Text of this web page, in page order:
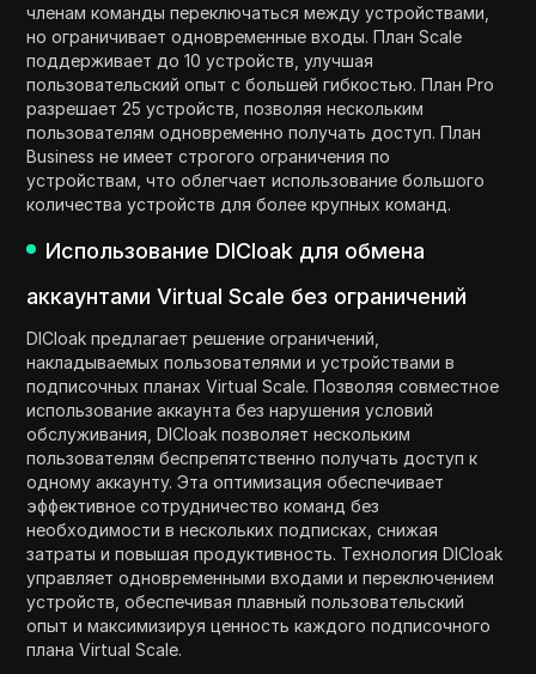
членам команды переключаться между устройствами,
но ограничивает одновременные входы. План Scale
поддерживает до 10 устройств, улучшая
пользовательский опыт с большей гибкостью. План Pro
разрешает 25 устройств, позволяя нескольким
пользователям одновременно получать доступ. План
Business не имеет строгого ограничения по
устройствам, что облегчает использование большого
количества устройств для более крупных команд.
Использование DICloak для обмена
аккаунтами Virtual Scale без ограничений
DICloak предлагает решение ограничений,
накладываемых пользователями и устройствами в
подписочных планах Virtual Scale. Позволяя совместное
использование аккаунта без нарушения условий
обслуживания, DICloak позволяет нескольким
пользователям беспрепятственно получать доступ к
одному аккаунту. Эта оптимизация обеспечивает
эффективное сотрудничество команд без
необходимости в нескольких подписках, снижая
затраты и повышая продуктивность. Технология DICloak
управляет одновременными входами и переключением
устройств, обеспечивая плавный пользовательский
опыт и максимизируя ценность каждого подписочного
плана Virtual Scale.